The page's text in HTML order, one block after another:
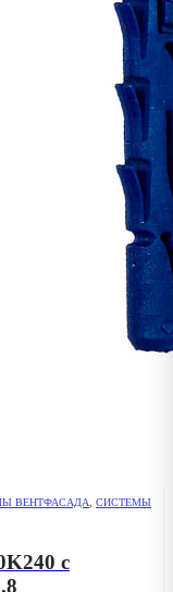
ВЕНТФАСАДА
СИСТЕМЫ
с